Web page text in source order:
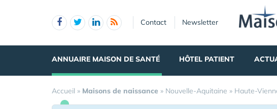
Contact Newsletter
ANNUAIRE MAISON DE SANTÉ HÔTEL PATIENT
Accueil » Maisons de naissance » Nouvelle-Aquitaine » Haute-